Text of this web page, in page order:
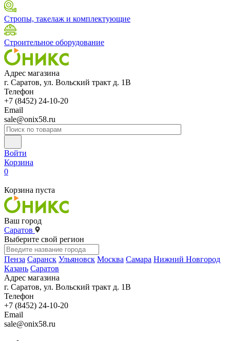
Стропы, такелаж и комплектующие
Строительное оборудование
Адрес магазина
г. Саратов, ул. Вольский тракт д. 1В
Телефон
+7 (8452) 24-10-20
Email
sale@onix58.ru
Войти
Корзина
0
Корзина пуста
Ваш город
Саратов
Выберите свой регион
Пенза Саранск Ульяновск Москва Самара Нижний Новгород
Казань Саратов
Адрес магазина
г. Саратов, ул. Вольский тракт д. 1В
Телефон
+7 (8452) 24-10-20
Email
sale@onix58.ru